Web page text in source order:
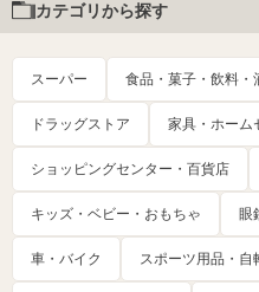
カテゴリから探す
スーパー 食品・菓子・飲料・
ドラッグストア 家具・ホーム
ショッピングセンター・百貨店
キッズ・ベビー・おもちゃ 眼
車・バイク スポーツ用品・自